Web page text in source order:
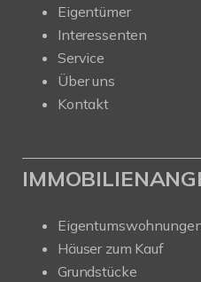
Eigentümer
Interessenten
Service
Über uns
Kontakt
Häuser zum Kauf
Grundstücke